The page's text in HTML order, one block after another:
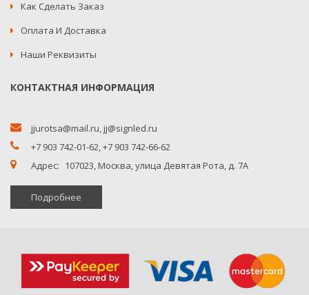
Как Сделать Заказ
Оплата И Доставка
Наши Реквизиты
КОНТАКТНАЯ ИНФОРМАЦИЯ
jjurotsa@mail.ru,jj@signled.ru
+7 903 742-01-62,+7 903 742-66-62
Адрес: 107023, Москва, улица Девятая Рота, д. 7А
Подробнее